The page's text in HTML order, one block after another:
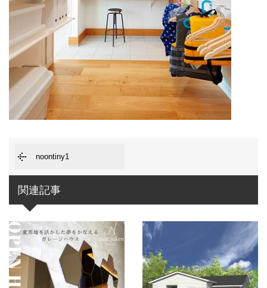
noontiny1
関連記事